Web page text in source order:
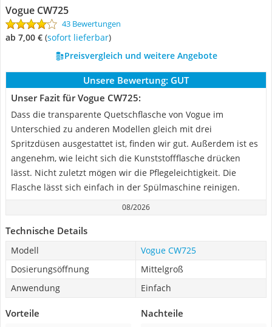
Vogue CW725
43 Bewertungen
ab 7,00 € ( Sofort lieferbar)
Preisvergleich und weitere Angebote
Unsere Bewertung: GUT
Unser Fazit für Vogue CW725:
Dass die transparente Quetschflasche von Vogue im
Unterschied zu anderen Modellen gleich mit drei
Spritzdüsen ausgestattet ist, finden wir gut. Außerdem ist es
angenehm, wie leicht sich die Kunststoffflasche drücken
lässt. Nicht zuletzt mögen wir die Pflegeleichtigkeit. Die
Flasche lässt sich einfach in der Spülmaschine reinigen.
08/2026
Technische Details
Modell
Vogue CW725
Dosierungsöffnung
Mittelgroß
Anwendung
Einfach
Vorteile Nachteile